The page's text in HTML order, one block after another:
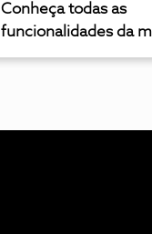
Conheça todas as
funcionalidades da